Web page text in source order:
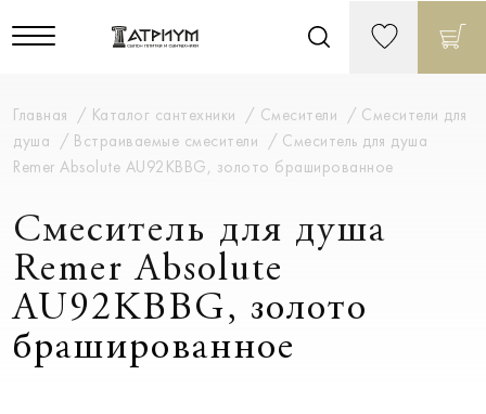
Главная Каталог сантехники Смесители
Смесители для
душа
Встраиваемые смесители
Смеситель для душа
Remer Absolute AU92KBBG, золото брашированное
Смеситель для душа
Remer Absolute
AU92KBBG, золото
брашированное